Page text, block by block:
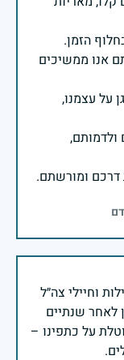
אנו ממשיכים
על עצמנו,
דרכם ומורשתם.
וחיילי צה״ל
לאחר שנתיים
על כתפינו –